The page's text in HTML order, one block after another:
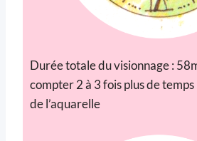
Durée totale du visionnage :
compter 2 à 3 fois plus de
de l’aquarelle